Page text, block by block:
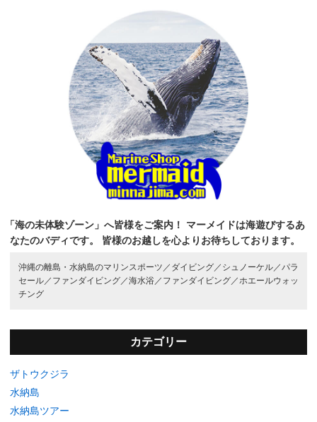
「海の未体験ゾーン」へ皆様をご案内！
マーメイドは海遊びするあ
なたのバディです。
皆様のお越しを心よりお待ちしております。
沖縄の離島・水納島のマリンスポーツ／ ダイビング／ シュノーケル／パラ
セール／ ファンダイビング／海水浴／ ファンダイビング／ホエールウォッ
チング
カテゴリー
ザトウクジラ
水納島
水納島ツアー